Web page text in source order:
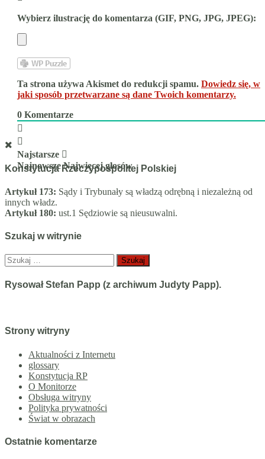
Wybierz ilustrację do komentarza (GIF, PNG, JPG, JPEG):
Ta strona używa Akismet do redukcji spamu. Dowiedz się, w
jaki sposób przetwarzane są dane Twoich komentarzy.
0 Komentarze
Najstarsze
Najnowsze Najwięcej głosów
Konstytucja Rzeczypospolitej Polskiej
Artykuł 173: Sądy i Trybunały są władzą odrębną i niezależną od
innych władz.
Artykuł 180: ust.1 Sędziowie są nieusuwalni.
Szukaj w witrynie
Szukaj:
Rysował Stefan Papp (z archiwum Judyty Papp).
Strony witryny
Aktualności z Internetu
glossary
Konstytucja RP
O Monitorze
Obsługa witryny
Polityka prywatności
Świat w obrazach
Ostatnie komentarze